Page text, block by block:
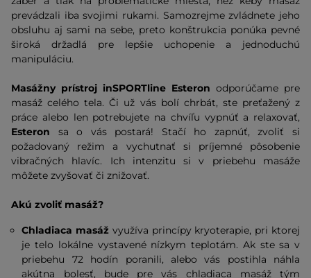
prevádzali iba svojimi rukami. Samozrejme zvládnete jeho
obsluhu aj sami na sebe, preto konštrukcia ponúka pevné
široká držadlá pre lepšie uchopenie a jednoduchú
manipuláciu.
Masážny prístroj inSPORTline Esteron odporúčame pre
masáž celého tela. Či už vás bolí chrbát, ste preťažený z
práce alebo len potrebujete na chvíľu vypnúť a relaxovať,
Esteron sa o vás postará! Stačí ho zapnúť, zvoliť si
požadovaný režim a vychutnať si príjemné pôsobenie
vibračných hlavíc. Ich intenzitu si v priebehu masáže
môžete zvyšovať či znižovať.
Akú zvoliť masáž?
Chladiaca masáž využíva princípy kryoterapie, pri ktorej
je telo lokálne vystavené nízkym teplotám. Ak ste sa v
priebehu 72 hodín poranili, alebo vás postihla náhla
akútna bolesť, bude pre vás chladiaca masáž tým